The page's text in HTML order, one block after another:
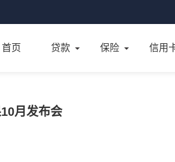
首页 贷款 保险 信用
月发布会